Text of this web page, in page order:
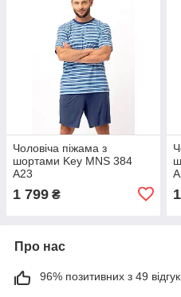
Чоловіча піжама з
шортами Key MNS 384
A23
1 799 ₴
Про нас
96% позитивних з 49